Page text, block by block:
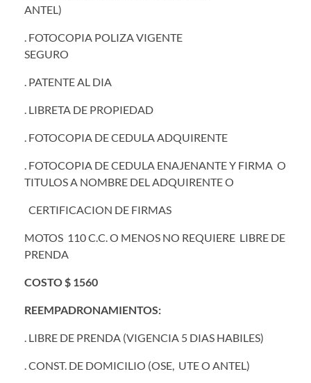
ANTEL)
. FOTOCOPIA POLIZA VIGENTE
SEGURO
. PATENTE AL DIA
. LIBRETA DE PROPIEDAD
. FOTOCOPIA DE CEDULA ADQUIRENTE
. FOTOCOPIA DE CEDULA ENAJENANTE Y FIRMA O
TITULOS A NOMBRE DEL ADQUIRENTE O
CERTIFICACION DE FIRMAS
MOTOS 110 C.C. O MENOS NO REQUIERE LIBRE DE
PRENDA
COSTO $ 1560
REEMPADRONAMIENTOS:
. LIBRE DE PRENDA (VIGENCIA 5 DIAS HABILES)
. CONST. DE DOMICILIO (OSE, UTE O ANTEL)